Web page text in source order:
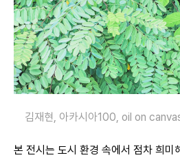
김재현, 아카시아100, oil on
본 전시는 도시 환경 속에서 점차 희미